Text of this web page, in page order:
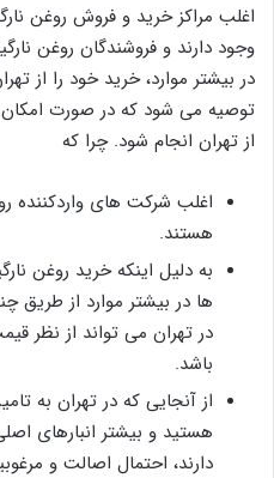
اغلب مراکز خرید و فروش روغن
وجود دارند و فروشندگان روغن
در بیشتر موارد، خرید خود را از
توصیه می شود که در صورت امکان
از تهران انجام شود. چرا که
اغلب شرکت های واردکننده
هستند.
به دلیل اینکه خرید روغن
ها در بیشتر موارد از طریق
در تهران می تواند از نظر
باشد.
از آنجایی که در تهران به
هستید و بیشتر انبارهای
دارند، احتمال اصالت و